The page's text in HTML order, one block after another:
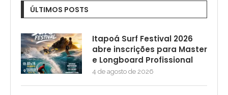
ÚLTIMOS POSTS
Itapoá Surf Festival 2026
abre inscrições para Master
e Longboard Profissional
4 de agosto de 2026